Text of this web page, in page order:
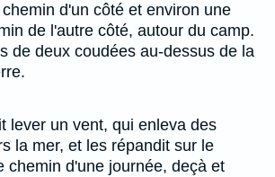
d'un côté et environ une
de l'autre côté, autour du camp.
de deux coudées au-dessus de la
lever un vent, qui enleva des
la mer, et les répandit sur le
chemin d'une journée, deçà et